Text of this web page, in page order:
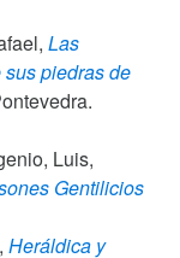
Las
piedras de
Luis,
Gentilicios
Heráldica y